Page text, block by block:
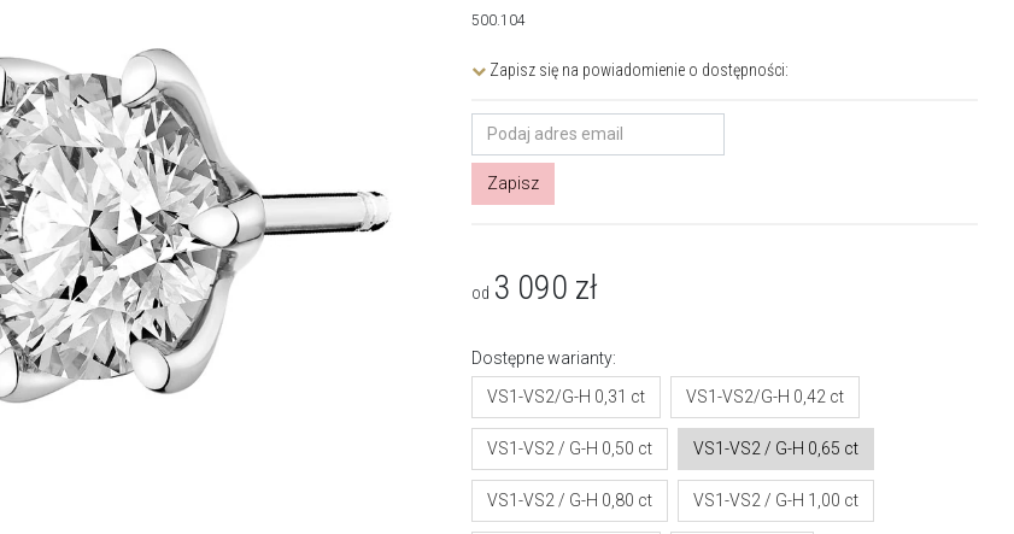
500.104
Zapisz się na powiadomienie o dostępności:
Zapisz
od 3 090 zł
Dostępne warianty:
VS1-VS2/G-H 0,31 ct
VS1-VS2/G-H 0,42 ct
VS1-VS2 / G-H 0,50 ct VS1-VS2 / G-H 0,65 ct
VS1-VS2 / G-H 0,80 ct VS1-VS2 / G-H 1,00 ct